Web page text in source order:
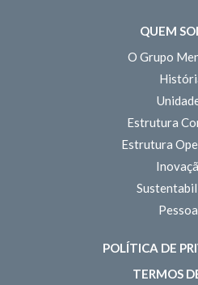
QUEM
O Grupo
Estrutura
Estrutura
POLÍTICA DE
TERMOS